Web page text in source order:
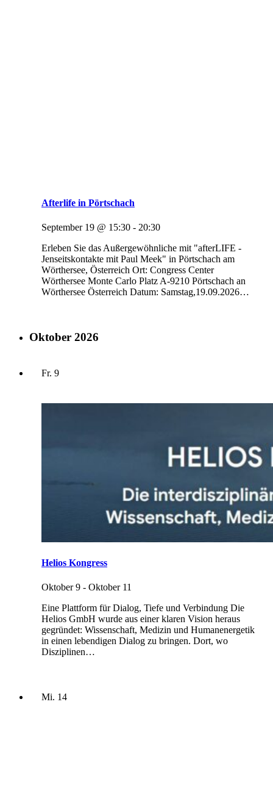
Afterlife in Pörtschach
September 19 @ 15:30 - 20:30
Erleben Sie das Außergewöhnliche mit "afterLIFE -
Jenseitskontakte mit Paul Meek" in Pörtschach am
Wörthersee, Österreich Ort: Congress Center
Wörthersee Monte Carlo Platz A-9210 Pörtschach an
Wörthersee Österreich Datum: Samstag,19.09.2026…
Oktober 2026
Fr. 9
Helios Kongress
Oktober 9 - Oktober 11
Eine Plattform für Dialog, Tiefe und Verbindung Die
Helios GmbH wurde aus einer klaren Vision heraus
gegründet: Wissenschaft, Medizin und Humanenergetik
in einen lebendigen Dialog zu bringen. Dort, wo
Disziplinen…
Mi. 14